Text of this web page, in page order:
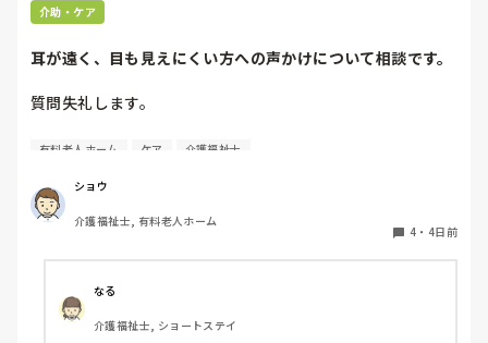
介助・ケア
耳が遠く、目も見えにくい方への声かけについて相談です。
質問失礼します。
耳が遠く、目もあまり見えていない利用者様への声かけにつ
現在、私は「大きな声で、ゆっくり耳元でお話しする」とい
う方法で対応しています。
聞き取れると安心していただける方なので何とか理解しても
かり、痛めてしまうことがあります。
みなさんの職場で、このような方と関わる際に工夫している
ことや、喉に負担をかけずに意思疎通ができる良い方法など
有料老人ホーム ケア 介護福祉士
ショウ
介護福祉士, 有料老人ホーム
4 ・ 4日前
なる
介護福祉士, ショートステイ